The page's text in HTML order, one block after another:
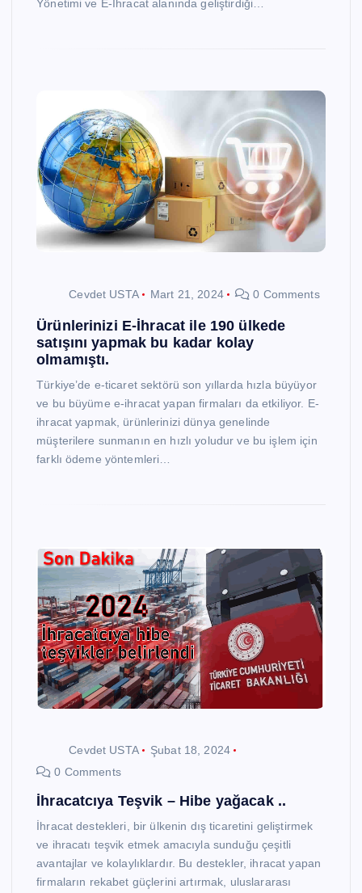
Yönetimi ve E-İhracat alanında geliştirdiği…
Cevdet USTA Mart 21, 2024 0 Comments
Ürünlerinizi E-İhracat ile 190 ülkede
satışını yapmak bu kadar kolay
olmamıştı.
Türkiye’de e-ticaret sektörü son yıllarda hızla büyüyor
ve bu büyüme e-ihracat yapan firmaları da etkiliyor. E-
ihracat yapmak, ürünlerinizi dünya genelinde
müşterilere sunmanın en hızlı yoludur ve bu işlem için
farklı ödeme yöntemleri…
Cevdet USTA
Şubat 18, 2024
0 Comments
İhracatcıya Teşvik – Hibe yağacak ..
İhracat destekleri, bir ülkenin dış ticaretini geliştirmek
ve ihracatı teşvik etmek amacıyla sunduğu çeşitli
avantajlar ve kolaylıklardır. Bu destekler, ihracat yapan
firmaların rekabet güçlerini artırmak, uluslararası